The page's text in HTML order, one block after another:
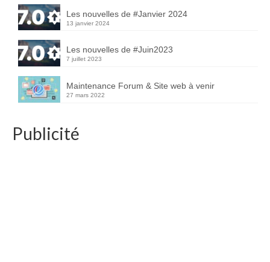
Les nouvelles de #Janvier 2024
13 janvier 2024
Les nouvelles de #Juin2023
7 juillet 2023
Maintenance Forum & Site web à venir
27 mars 2022
Publicité